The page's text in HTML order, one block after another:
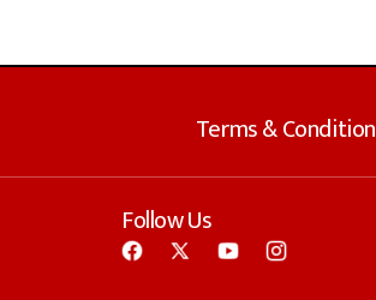
Terms &
Follow Us